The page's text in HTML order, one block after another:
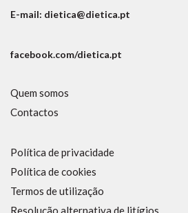
E-mail: dietica@dietica.pt
facebook.com/dietica.pt
Quem somos
Contactos
Política de privacidade
Política de cookies
Termos de utilização
Resolução alternativa de litígios